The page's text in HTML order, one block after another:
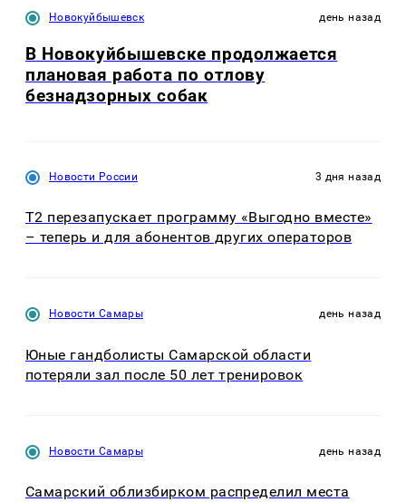
Новокуйбышевск день назад
В Новокуйбышевске продолжается
плановая работа по отлову
безнадзорных собак
Новости России 3 дня назад
Т2 перезапускает программу «Выгодно вместе»
– теперь и для абонентов других операторов
Новости Самары день назад
Юные гандболисты Самарской области
потеряли зал после 50 лет тренировок
Новости Самары день назад
Самарский облизбирком распределил места